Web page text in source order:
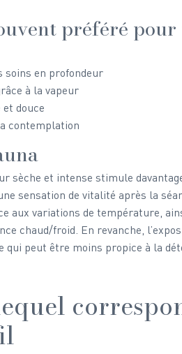
préféré pour
soins en profondeur
à la vapeur
douce
contemplation
sèche et intense stimule
sensation de vitalité après la
aux variations de température,
chaud/froid. En revanche,
peut être moins propice à la